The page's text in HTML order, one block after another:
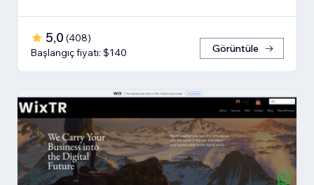
5,0 (408)
Başlangıç fiyatı: $140
Görüntüle